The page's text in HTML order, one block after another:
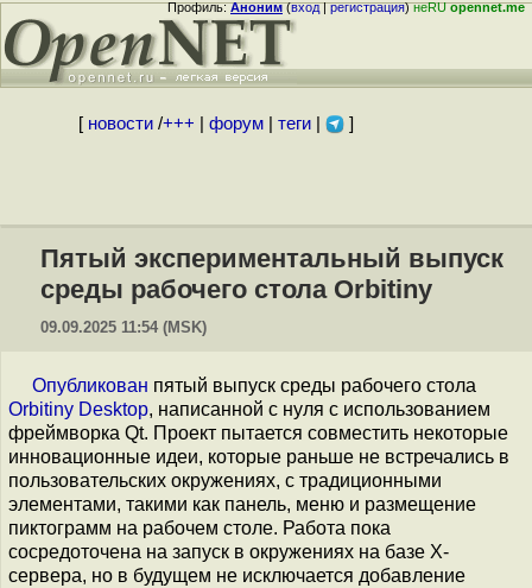
Профиль:Аноним(вход|регистрация)неRUopennet.me
[ новости/+++ форум| теги| ]
Пятый экспериментальный выпуск
среды рабочего стола Orbitiny
09.09.2025 11:54 (MSK)
Опубликован пятый выпуск среды рабочего стола
Orbitiny Desktop, написанной с нуля с использованием
фреймворка Qt. Проект пытается совместить некоторые
инновационные идеи, которые раньше не встречались в
пользовательских окружениях, с традиционными
элементами, такими как панель, меню и размещение
пиктограмм на рабочем столе. Работа пока
сосредоточена на запуск в окружениях на базе X-
сервера, но в будущем не исключается добавление